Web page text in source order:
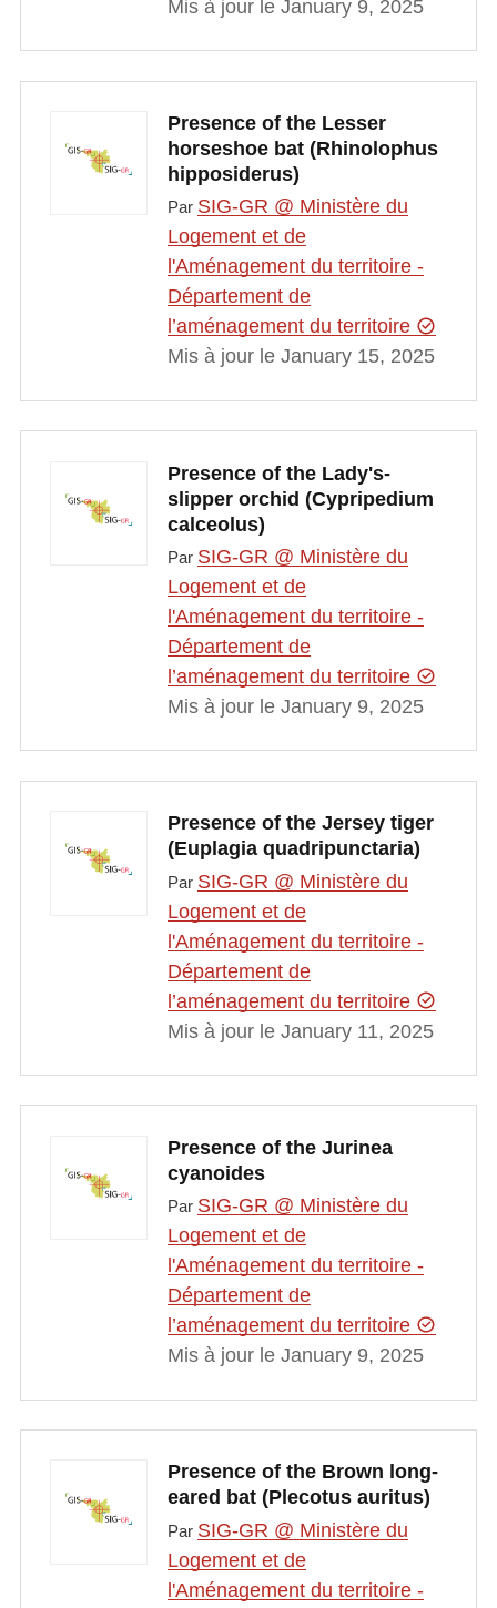
Mis à jour le January 9, 2025
Presence of the Lesser
horseshoe bat (Rhinolophus
hipposiderus)
Par SIG-GR @ Ministère du
Logement et de
l'Aménagement du territoire -
Département de
l’aménagement du territoire
Mis à jour le January 15, 2025
Presence of the Lady's-
slipper orchid (Cypripedium
calceolus)
Par SIG-GR @ Ministère du
Logement et de
l'Aménagement du territoire -
Département de
l’aménagement du territoire
Mis à jour le January 9, 2025
Presence of the Jersey tiger
(Euplagia quadripunctaria)
Par SIG-GR @ Ministère du
Logement et de
l'Aménagement du territoire -
Département de
l’aménagement du territoire
Mis à jour le January 11, 2025
Presence of the Jurinea
cyanoides
Par SIG-GR @ Ministère du
Logement et de
l'Aménagement du territoire -
Département de
l’aménagement du territoire
Mis à jour le January 9, 2025
Presence of the Brown long-
eared bat (Plecotus auritus)
Par SIG-GR @ Ministère du
Logement et de
l'Aménagement du territoire -